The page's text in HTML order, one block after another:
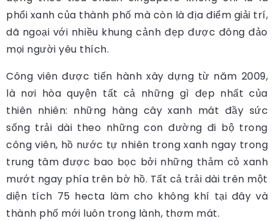
phổi xanh của thành phố mà còn là địa điểm giải trí,
dã ngoại với nhiều khung cảnh đẹp được đông đảo
mọi người yêu thích.
Công viên được tiến hành xây dựng từ năm 2009,
là nơi hòa quyện tất cả những gì đẹp nhất của
thiên nhiên: những hàng cây xanh mát đầy sức
sống trải dài theo những con đường đi bộ trong
công viên, hồ nước tự nhiên trong xanh ngay trong
trung tâm được bao bọc bởi những thảm cỏ xanh
mướt ngay phía trên bờ hồ. Tất cả trải dài trên một
diện tích 75 hecta làm cho không khí tại đây và
thành phố mới luôn trong lành, thơm mát.